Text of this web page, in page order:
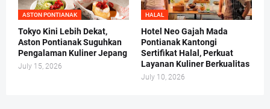
ASTON PONTIANAK
Tokyo Kini Lebih Dekat,
Aston Pontianak Suguhkan
Pengalaman Kuliner Jepang
July 15, 2026
HALAL
Hotel Neo Gajah Mada
Pontianak Kantongi
Sertifikat Halal, Perkuat
Layanan Kuliner Berkualitas
July 10, 2026